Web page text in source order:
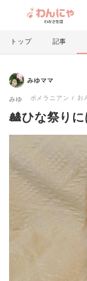
トップ 記事
みゆママ
みゆ ポメラニアン お
🎎ひな祭り